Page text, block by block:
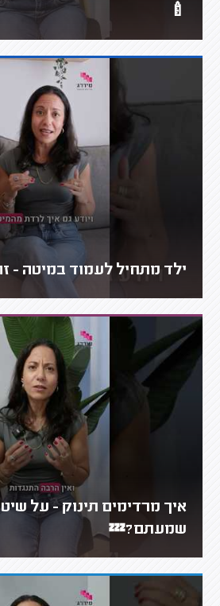
🍼
ילד מתחיל לעמוד במיטה -
איך מרדימים תינוק - על
שמעתם?💤